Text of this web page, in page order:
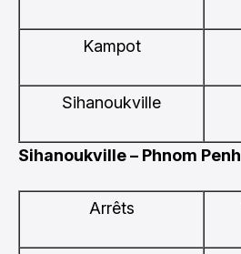
Kampot
Sihanoukville
Sihanoukville – Phnom Penh
Arrêts